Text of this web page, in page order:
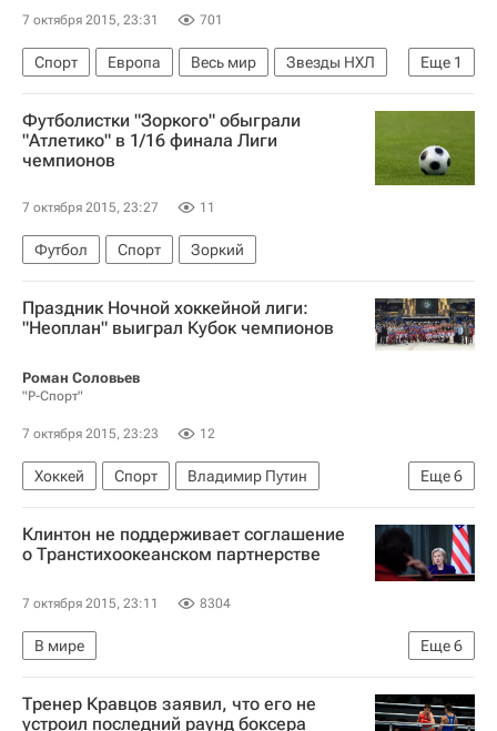
7 октября 2015, 23:31 701
Еще 1
Спорт Европа Весь мир
Звезды НХЛ
Россия
Футболистки "Зоркого" обыграли
"Атлетико" в 1/16 финала Лиги
чемпионов
7 октября 2015, 23:27 11
Футбол Спорт Зоркий
Праздник Ночной хоккейной лиги:
"Неоплан" выиграл Кубок чемпионов
Роман Соловьев
"Р-Спорт"
7 октября 2015, 23:23 12
Еще6
Хоккей Спорт
Владимир Путин
Рене Фазель
Геннадий Тимченко
Международная федерация хоккея (IIHF)
Борис Ротенберг
Клинтон не поддерживает соглашение
о Транстихоокеанском партнерстве
7 октября 2015, 23:11 8304
Еще6
В мире
Создание Транстихоокеанского партнерства
США
Америка
Весь мир
Тренер Кравцов заявил, что его не
устроил последний раунд боксера